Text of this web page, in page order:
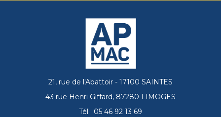
21, rue de l'Abattoir - 17100 SAINTES
43 rue Henri Giffard, 87280 LIMOGES
Tél : 05 46 92 13 69